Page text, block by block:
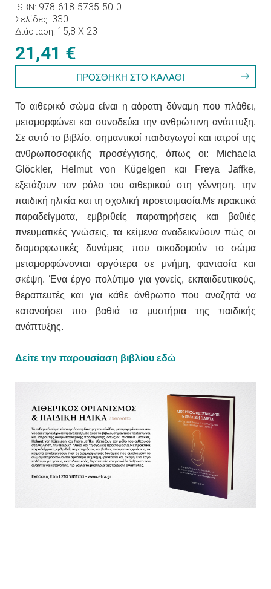
ISBN 978-618-5735-50-0
Σελίδες 330
Διάσταση 15,8 Χ 23
21,41 €
Το αιθερικό σώμα είναι η αόρατη δύναμη που πλάθει,
μεταμορφώνει και συνοδεύει την ανθρώπινη ανάπτυξη.
Σε αυτό το βιβλίο, σημαντικοί παιδαγωγοί και ιατροί της
ανθρωποσοφικής προσέγγισης, όπως οι: Michaela
Glöckler, Helmut von Kügelgen και Freya Jaffke,
εξετάζουν τον ρόλο του αιθερικού στη γέννηση, την
παιδική ηλικία και τη σχολική προετοιμασία.Με πρακτικά
παραδείγματα, εμβριθείς παρατηρήσεις και βαθιές
πνευματικές γνώσεις, τα κείμενα αναδεικνύουν πώς οι
διαμορφωτικές δυνάμεις που οικοδομούν το σώμα
μεταμορφώνονται αργότερα σε μνήμη, φαντασία και
σκέψη. Ένα έργο πολύτιμο για γονείς, εκπαιδευτικούς,
θεραπευτές και για κάθε άνθρωπο που αναζητά να
κατανοήσει πιο βαθιά τα μυστήρια της παιδικής
ανάπτυξης.
Δείτε την παρουσίαση βιβλίου εδώ